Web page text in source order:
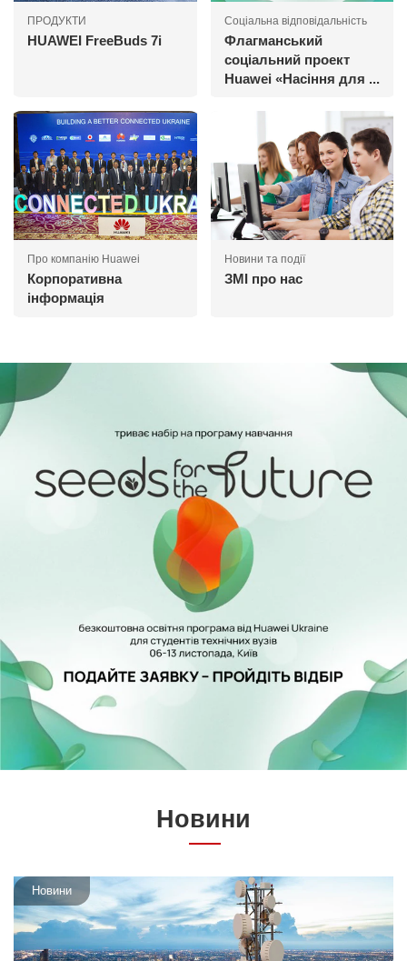
ПРОДУКТИ
HUAWEI FreeBuds 7i
Соціальна відповідальність
Флагманський
соціальний проект
Huawei «Насіння для ...
Про компанію Huawei
Корпоративна
інформація
Новини та події
ЗМІ про нас
Новини
Новини